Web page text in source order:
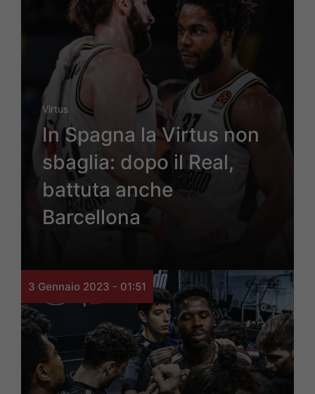
Virtus
In Spagna la Virtus non
sbaglia: dopo il Real,
battuta anche
Barcellona
3 Gennaio 2023 - 01:51